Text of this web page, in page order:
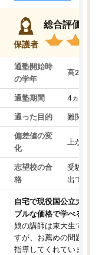
保護者
総合評価
通塾開始時
の学年
高2
通塾期間 4ヵ月～1
通った目的 難関私立
偏差値の変
化
上がった
志望校の合
格
受験して
出ていな
自宅で現役国公立大学生
ブルな価格で学べる
娘の講師は東大生では無
すが、お薦めの問題集や
指導してくれています。